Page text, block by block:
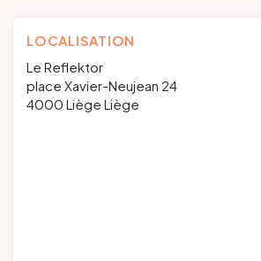
LOCALISATION
Le Reflektor
place Xavier-Neujean 24
4000 Liège Liège